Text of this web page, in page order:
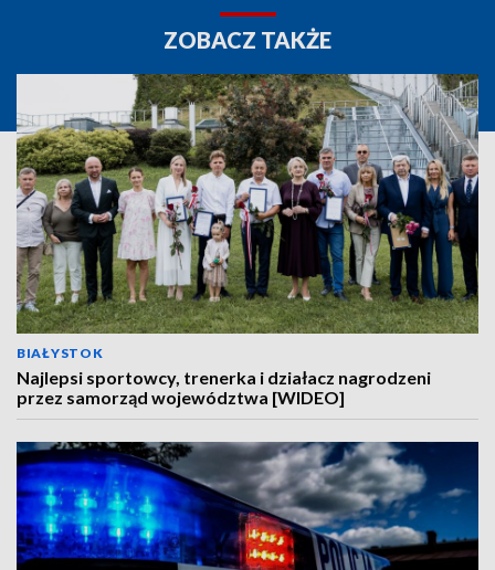
ZOBACZ TAKŻE
BIAŁYSTOK
Najlepsi sportowcy, trenerka i działacz nagrodzeni
przez samorząd województwa [WIDEO]